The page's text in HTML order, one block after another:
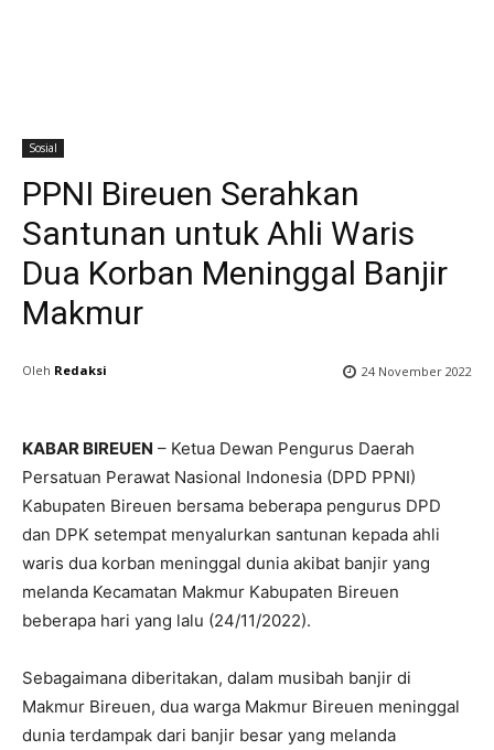
Sosial
PPNI Bireuen Serahkan
Santunan untuk Ahli Waris
Dua Korban Meninggal Banjir
Makmur
Oleh Redaksi 24 November 2022
KABAR BIREUEN – Ketua Dewan Pengurus Daerah
Persatuan Perawat Nasional Indonesia (DPD PPNI)
Kabupaten Bireuen bersama beberapa pengurus DPD
dan DPK setempat menyalurkan santunan kepada ahli
waris dua korban meninggal dunia akibat banjir yang
melanda Kecamatan Makmur Kabupaten Bireuen
beberapa hari yang lalu (24/11/2022).
Sebagaimana diberitakan, dalam musibah banjir di
Makmur Bireuen, dua warga Makmur Bireuen meninggal
dunia terdampak dari banjir besar yang melanda